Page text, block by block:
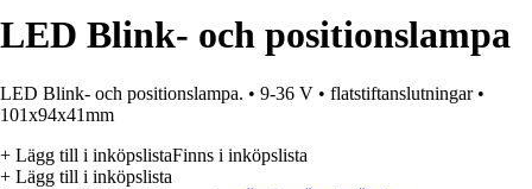
LED Blink- och positionslampa
LED Blink- och positionslampa. • 9-36 V • flatstiftanslutningar •
101x94x41mm
+ Lägg till i inköpslistaFinns i inköpslista
+ Lägg till i inköpslista